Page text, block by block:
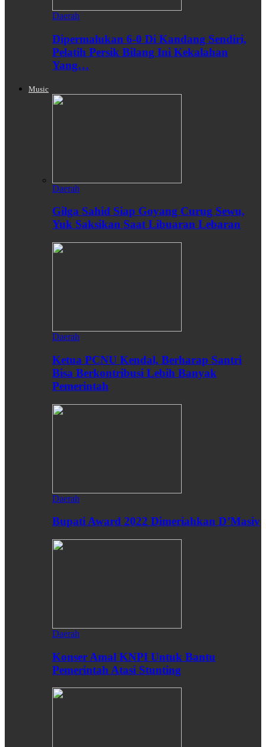
Daerah
Dipermalukan 6-0 Di Kandang Sendiri,
Pelatih Persik Bilang Ini Kekalahan
Yang…
Music
Daerah
Gilga Sahid Siap Goyang Curug Sewu,
Yuk Saksikan Saat Libuaran Lebaran
Daerah
Ketua PCNU Kendal, Berharap Santri
Bisa Berkontribusi Lebih Banyak
Pemerintah
Daerah
Bupati Award 2022 Dimeriahkan D’Masiv
Daerah
Konser Amal KNPI Untuk Bantu
Pemerintah Atasi Stunting